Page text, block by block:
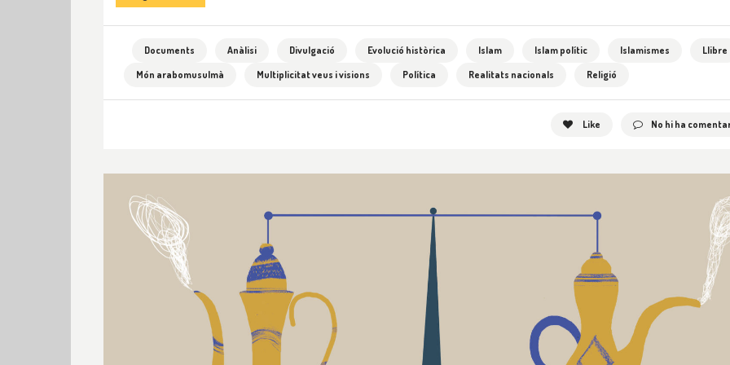
Documents Anàlisi Divulgació Evolució històrica Islam Islam polític Islamismes
Llibre
Món arabomusulmà
Multiplicitat veus i visions Política Realitats nacionals Religió
Like No hi ha